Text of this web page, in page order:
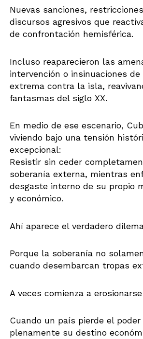
Nuevas sanciones,
discursos agresivos que
de confrontación hemisférica.
Incluso reaparecieron las
intervención o insinuaciones de
extrema contra la isla,
fantasmas del siglo XX.
En medio de ese escenario,
viviendo bajo una tensión
excepcional:
Resistir sin ceder
soberanía externa, mientras
desgaste interno de su propio
y económico.
Ahí aparece el verdadero
Porque la soberanía no
cuando desembarcan tropas
A veces comienza a
Cuando un país pierde el
plenamente su destino